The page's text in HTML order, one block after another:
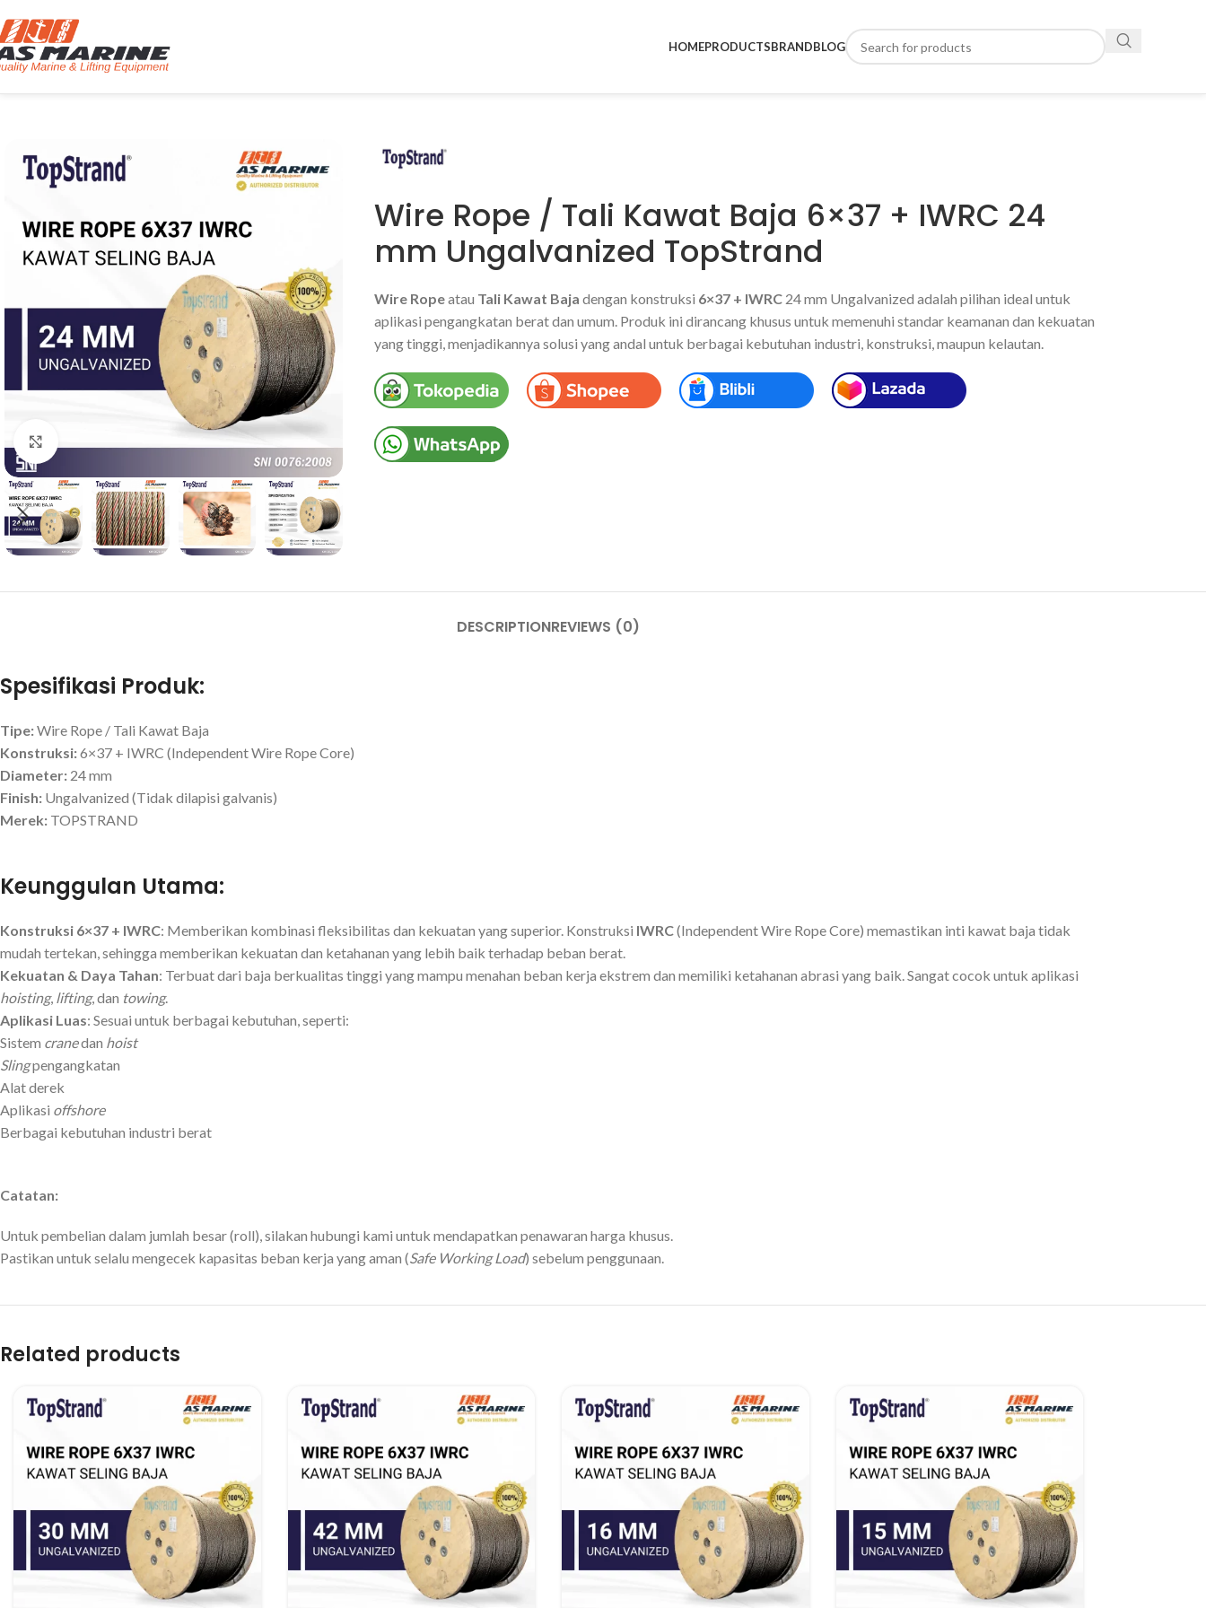
HOMEPRODUCTSBRANDBLOG
Wire Rope / Tali Kawat Baja 6×37 + IWRC 24
mm Ungalvanized TopStrand
Wire Ropeatau Tali Kawat Baja dengan konstruksi 6×37 + IWRC 24 mm Ungalvanized adalah pilihan ideal untuk
aplikasi pengangkatan berat dan umum. Produk ini dirancang khusus untuk memenuhi standar keamanan dan kekuatan
yang tinggi, menjadikannya solusi yang andal untuk berbagai kebutuhan industri, konstruksi, maupun kelautan.
DESCRIPTIONREVIEWS (0)
Spesifikasi Produk:
Tipe:Wire Rope / Tali Kawat Baja
Konstruksi:6×37 + IWRC (Independent Wire Rope Core)
Diameter: 24 mm
Finish: Ungalvanized (Tidak dilapisi galvanis)
Merek: TOPSTRAND
Keunggulan Utama:
Konstruksi 6×37 + IWRC: Memberikan kombinasi fleksibilitas dan kekuatan yang superior. Konstruksi IWRC(Independent Wire Rope Core) memastikan inti kawat baja tidak
mudah tertekan, sehingga memberikan kekuatan dan ketahanan yang lebih baik terhadap beban berat.
Kekuatan & Daya Tahan: Terbuat dari baja berkualitas tinggi yang mampu menahan beban kerja ekstrem dan memiliki ketahanan abrasi yang baik. Sangat cocok untuk aplikasi
hoisting, lifting, dan towing.
Aplikasi Luas: Sesuai untuk berbagai kebutuhan, seperti:
Sistem cranedan hoist
Slingpengangkatan
Alat derek
Aplikasi offshore
Berbagai kebutuhan industri berat
Catatan:
Untuk pembelian dalam jumlah besar (roll), silakan hubungi kami untuk mendapatkan penawaran harga khusus.
Pastikan untuk selalu mengecek kapasitas beban kerja yang aman (Safe Working Load) sebelum penggunaan.
Related products